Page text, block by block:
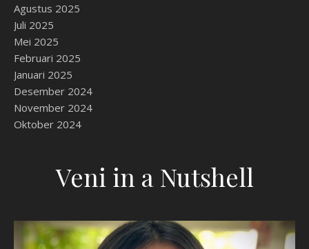
Agustus 2025
Juli 2025
Mei 2025
Februari 2025
Januari 2025
Desember 2024
November 2024
Oktober 2024
Veni in a Nutshell